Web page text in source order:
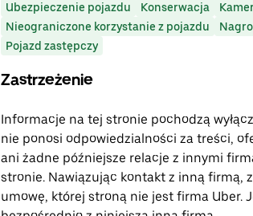
Ubezpieczenie pojazdu Konserwacja
Nieograniczone korzystanie z pojazdu
Pojazd zastępczy
Zastrzeżenie
Informacje na tej stronie pochodzą
nie ponosi odpowiedzialności za treści,
ani żadne późniejsze relacje z innymi
stronie. Nawiązując kontakt z inną firmą,
umowę, której stroną nie jest firma Uber.